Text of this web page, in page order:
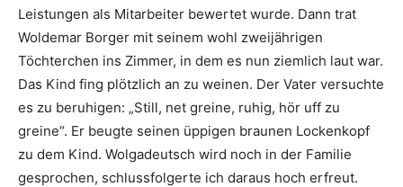
Leistungen als Mitarbeiter bewertet wurde. Dann trat
Woldemar Borger mit seinem wohl zweijährigen
Töchterchen ins Zimmer, in dem es nun ziemlich laut war.
Das Kind fing plötzlich an zu weinen. Der Vater versuchte
es zu beruhigen: „Still, net greine, ruhig, hör uff zu
greine“. Er beugte seinen üppigen braunen Lockenkopf
zu dem Kind. Wolgadeutsch wird noch in der Familie
gesprochen, schlussfolgerte ich daraus hoch erfreut.